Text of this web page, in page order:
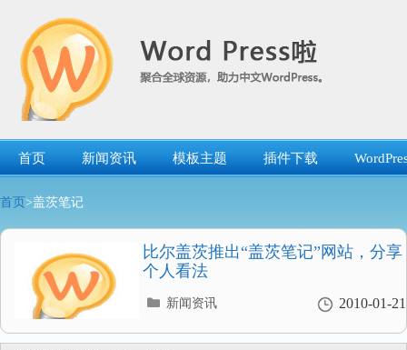
首页 新闻资讯 模板主题 插件下载
首页 >盖茨笔记
比尔盖茨推出“盖茨笔记”网站，分享
个人看法
2010-01-21
分
新闻资讯